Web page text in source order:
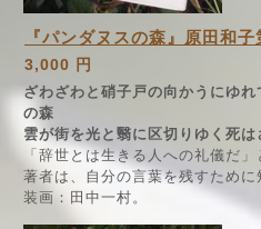
『パンダヌスの森』原田和
3,000 円
ざわざわと硝子戸の向かうにゆ
の森
雲が街を光と翳に区切りゆく死
「辞世とは生きる人への礼儀だ
著者は、自分の言葉を残すために
装画：田中一村。